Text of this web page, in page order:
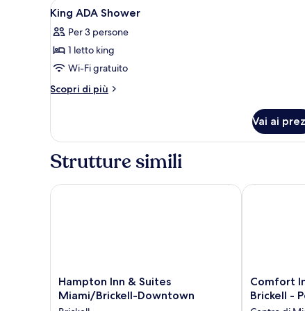
letto
king
Apri
tutte
le
foto
per
King
13
King ADA Shower
Per 3 persone
1 letto king
Wi-Fi gratuito
Scopri di più
Altri
ADA
Vai ai
Strutture simili
Hampton
Inn
Hampton Inn & Suites
Miami/Brickell-Downtown
Hampton Inn & Suites Miami/Brickell-Downtown
Comfort
Inn
Comfort
Brickell -
Comfort Inn